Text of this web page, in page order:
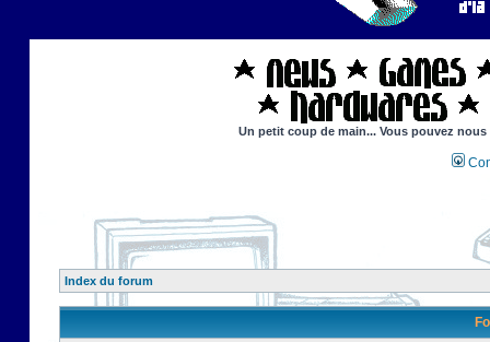
Un petit coup de main... Vous pouvez
Index du forum